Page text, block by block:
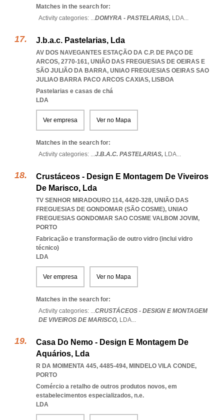
Matches in the search for:
Activity categories: ...DOMYRA - PASTELARIAS, LDA...
J.b.a.c. Pastelarias, Lda
AV DOS NAVEGANTES ESTAÇÃO DA C.P. DE PAÇO DE
ARCOS, 2770-161, UNIÃO DAS FREGUESIAS DE OEIRAS E
SÃO JULIÃO DA BARRA, UNIAO FREGUESIAS OEIRAS SAO
JULIAO BARRA PACO ARCOS CAXIAS, LISBOA
Pastelarias e casas de chá
LDA
Ver empresa Ver no Mapa
Matches in the search for:
Activity categories: ...J.B.A.C. PASTELARIAS, LDA...
Crustáceos - Design E Montagem De Viveiros
De Marisco, Lda
TV SENHOR MIRADOURO 114, 4420-328, UNIÃO DAS
FREGUESIAS DE GONDOMAR (SÃO COSME), UNIAO
FREGUESIAS GONDOMAR SAO COSME VALBOM JOVIM,
PORTO
Fabricação e transformação de outro vidro (inclui vidro
técnico)
LDA
Ver empresa Ver no Mapa
Matches in the search for:
Activity categories: ...CRUSTÁCEOS - DESIGN E MONTAGEM
DE VIVEIROS DE MARISCO, LDA...
Casa Do Nemo - Design E Montagem De
Aquários, Lda
R DA MOIMENTA 445, 4485-494, MINDELO VILA CONDE,
PORTO
Comércio a retalho de outros produtos novos, em
estabelecimentos especializados, n.e.
LDA